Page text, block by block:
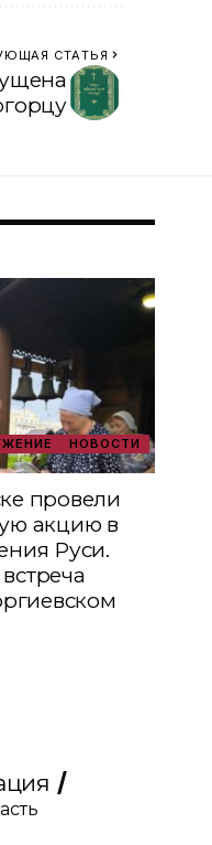
СТАТЬЯ
НОВОСТИ
провели
акцию в
Руси.